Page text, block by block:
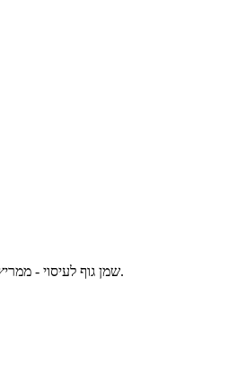
שמן גוף לעיסוי - ממריץ את מחזור הדם, משחרר מתחים ולחצים. משפר הרגשה כללית.